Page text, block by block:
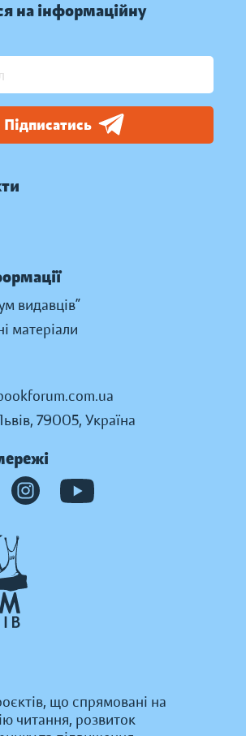
на інформаційну
Підписатись
видавців”
матеріали
79005, Україна
що спрямовані на
читання, розвиток